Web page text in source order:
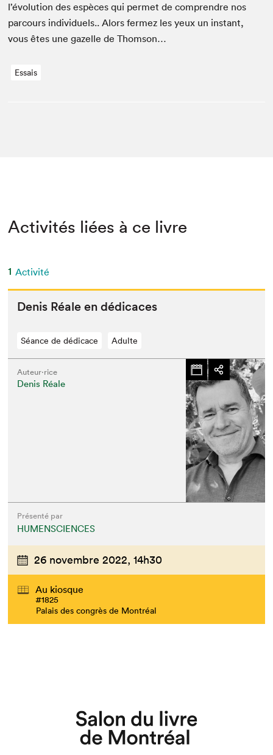
l’évo­lu­tion des espèces qui per­met de com­pren­dre nos
par­cours indi­vidu­els.. Alors fer­mez les yeux un instant,
vous êtes une gazelle de Thomson…
Essais
Activités liées à ce livre
1 Activité
Denis Réale en dédicaces
Séance de dédicace Adulte
Auteur·rice
Denis Réale
Présenté par
HUMENSCIENCES
26 novembre 2022, 14h30
Au kiosque
#1825
Palais des congrès de Montréal